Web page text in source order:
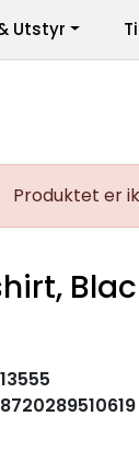
Utstyr
Produktet er
13555
8720289510619